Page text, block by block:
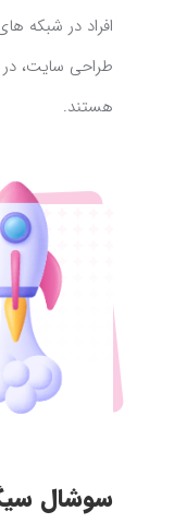
افراد در شبکه
طراحی سایت،
هستند.
سوشال